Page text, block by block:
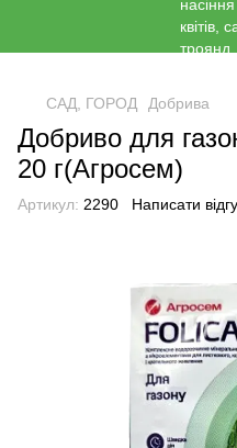
САД, ГОРОД Добрива
Добриво для
20 г(Агросем)
Артикул: 2290 Написати